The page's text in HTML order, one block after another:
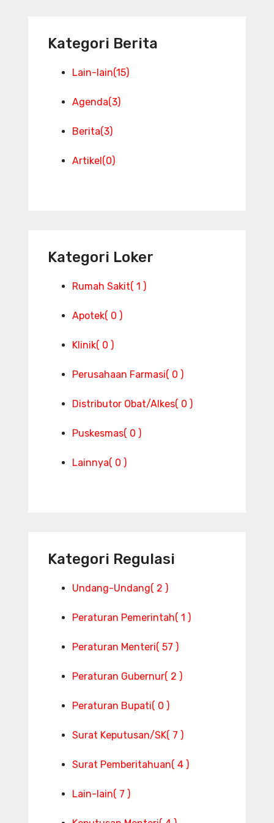
Kategori Berita
Lain-lain(15)
Agenda(3)
Berita(3)
Artikel(0)
Kategori Loker
Rumah Sakit( 1 )
Apotek( 0 )
Klinik( 0 )
Perusahaan Farmasi( 0 )
Distributor Obat/Alkes( 0 )
Puskesmas( 0 )
Lainnya( 0 )
Kategori Regulasi
Undang-Undang( 2 )
Peraturan Pemerintah( 1 )
Peraturan Menteri( 57 )
Peraturan Gubernur( 2 )
Peraturan Bupati( 0 )
Surat Keputusan/SK( 7 )
Surat Pemberitahuan( 4 )
Lain-lain( 7 )